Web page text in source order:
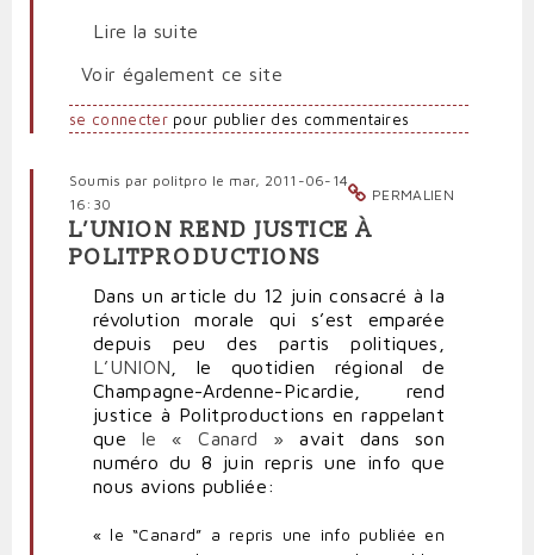
Lire la suite
Voir également ce site
se connecterpour publier des commentaires
PERMALIEN
Soumis par politpro le mar, 2011-06-14
16:30
L’UNION REND JUSTICE À
POLITPRODUCTIONS
Dans un article du 12 juin consacré à la
révolution morale qui s’est emparée
depuis peu des partis politiques,
L’UNION , le quotidien régional de
Champagne-Ardenne-Picardie, rend
justice à Politproductions en rappelant
que le « Canard » avait dans son
numéro du 8 juin repris une info que
nous avions publiée:
« le “Canard” a repris une info publiée en